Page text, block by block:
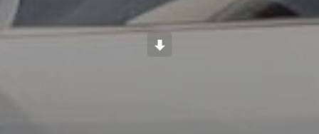
Scroll